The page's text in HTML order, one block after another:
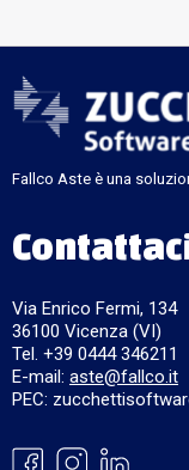
Fallco Aste è una
Via Enrico Fermi, 134
36100 Vicenza (VI)
Tel. +39 0444 346211
E-mail: aste@fallco.it
PEC: